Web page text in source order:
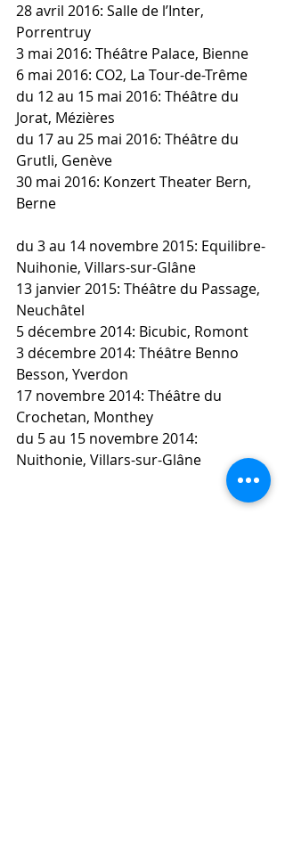
28 avril 2016: Salle de l’Inter,
Porrentruy
3 mai 2016: Théâtre Palace, Bienne
6 mai 2016: CO2, La Tour-de-Trême
du 12 au 15 mai 2016: Théâtre du
Jorat, Mézières
du 17 au 25 mai 2016: Théâtre du
Grutli, Genève
30 mai 2016: Konzert Theater Bern,
Berne
du 3 au 14 novembre 2015: Equilibre-
Nuihonie, Villars-sur-Glâne
13 janvier 2015: Théâtre du Passage,
Neuchâtel
5 décembre 2014: Bicubic, Romont
3 décembre 2014: Théâtre Benno
Besson, Yverdon
17 novembre 2014: Théâtre du
Crochetan, Monthey
du 5 au 15 novembre 2014:
Nuithonie, Villars-sur-Glâne